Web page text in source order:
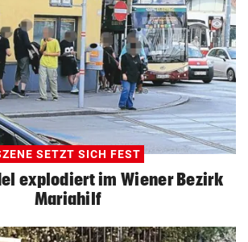
SETZT SICH FEST
explodiert im Wiener Bezirk
Mariahilf